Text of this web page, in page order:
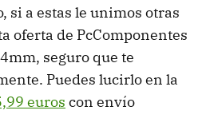
si a estas le unimos otras
oferta de PcComponentes
seguro que te
Puedes lucirlo en la
euros con envío